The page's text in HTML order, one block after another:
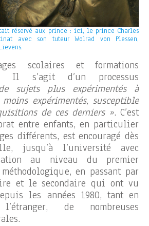
réservé aux prince : ici, le prince Charles
avec son tuteur Wolrad von Plessen,
scolaires et formations
Il s’agit d’un processus
sujets plus expérimentés à
expérimentés, susceptible
de ces derniers ». C’est
entre enfants, en particulier
différents, est encouragé dès
jusqu’à l’université avec
au niveau du premier
en passant par
et le secondaire qui ont vu
les années 1980, tant en
de nombreuses